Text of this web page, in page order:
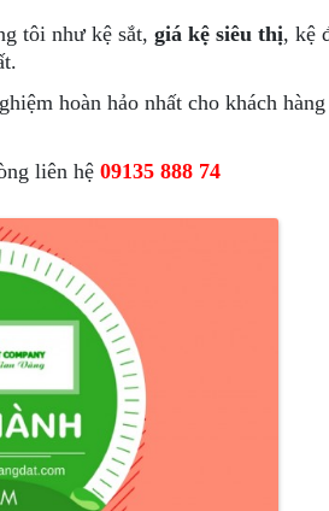
tôi như kệ sắt,giá kệ siêu thị, kệ
hoàn hảo nhất cho khách hàng
liên hệ09135 888 74